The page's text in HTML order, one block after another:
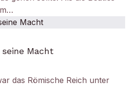
Macht
das Römische Reich unter